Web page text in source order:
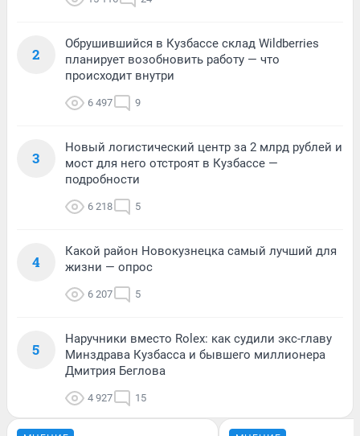
2
Обрушившийся в Кузбассе склад Wildberries
планирует возобновить работу — что
происходит внутри
6 497 9
3
Новый логистический центр за 2 млрд рублей и
мост для него отстроят в Кузбассе —
подробности
6 218 5
4
Какой район Новокузнецка самый лучший для
жизни — опрос
6 207 5
5
Наручники вместо Rolex: как судили экс-главу
Минздрава Кузбасса и бывшего миллионера
Дмитрия Беглова
4 927 15